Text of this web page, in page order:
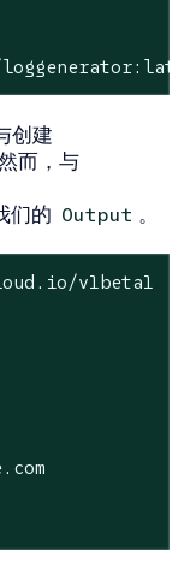
创建
而，与
们的 Output 。
v1beta1